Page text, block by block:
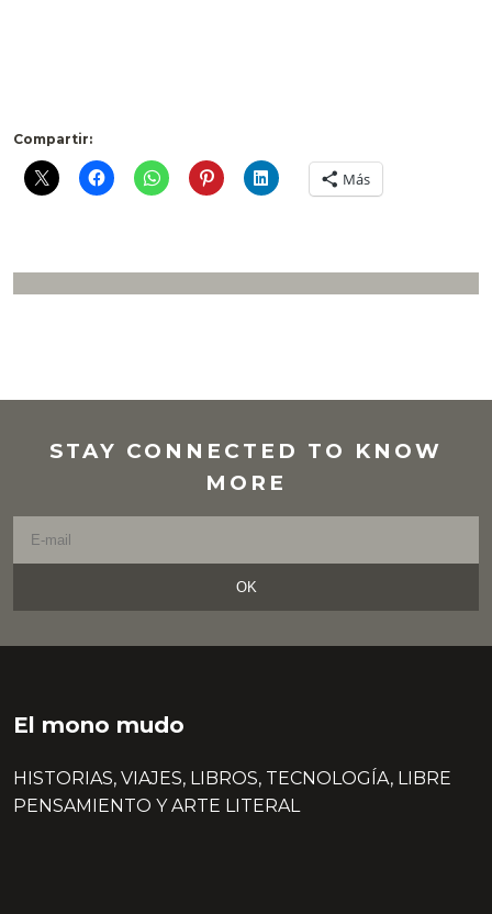
Compartir:
Más
STAY CONNECTED TO KNOW
MORE
OK
El mono mudo
HISTORIAS, VIAJES, LIBROS, TECNOLOGÍA, LIBRE
PENSAMIENTO Y ARTE LITERAL